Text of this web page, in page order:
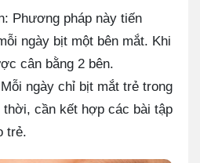
Phương pháp này tiến
ngày bịt một bên mắt. Khi
cân bằng 2 bên.
ngày chỉ bịt mắt trẻ trong
cần kết hợp các bài tập
trẻ.